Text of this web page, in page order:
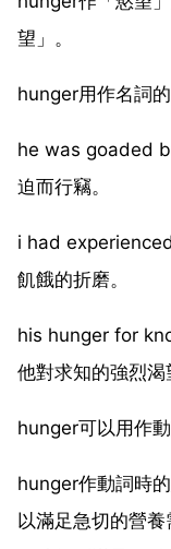
望」。
hunger用作名詞的
he was goaded
迫而行竊。
i had
飢餓的折磨。
his hunger for
他對求知的強烈渴
hunger可以用作動
hunger作動詞時
以滿足急切的營